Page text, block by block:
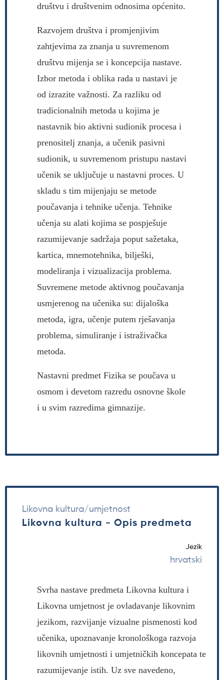
društvu i društvenim odnosima općenito.
Razvojem društva i promjenjivim
zahtjevima za znanja u suvremenom
društvu mijenja se i koncepcija nastave.
Izbor metoda i oblika rada u nastavi je
od izrazite važnosti. Za razliku od
tradicionalnih metoda u kojima je
nastavnik bio aktivni sudionik procesa i
prenositelj znanja, a učenik pasivni
sudionik, u suvremenom pristupu nastavi
učenik se uključuje u nastavni proces. U
skladu s tim mijenjaju se metode
poučavanja i tehnike učenja. Tehnike
učenja su alati kojima se pospješuje
razumijevanje sadržaja poput sažetaka,
kartica, mnemotehnika, bilješki,
modeliranja i vizualizacija problema.
Suvremene metode aktivnog poučavanja
usmjerenog na učenika su: dijaloška
metoda, igra, učenje putem rješavanja
problema, simuliranje i istraživačka
metoda.
Nastavni predmet Fizika se poučava u
osmom i devetom razredu osnovne škole
i u svim razredima gimnazije.
Likovna kultura/umjetnost
Likovna kultura - Opis predmeta
Jezik
hrvatski
Svrha nastave predmeta Likovna kultura i
Likovna umjetnost je ovladavanje likovnim
jezikom, razvijanje vizualne pismenosti kod
učenika, upoznavanje kronološkoga razvoja
likovnih umjetnosti i umjetničkih koncepata te
razumijevanje istih. Uz sve navedeno,